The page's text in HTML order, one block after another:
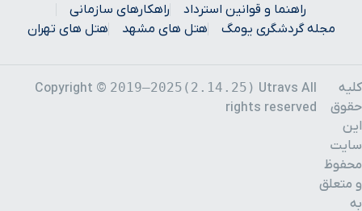
راهنما و قوانین استرداد
راهکارهای سازمانی
مجله گردشگری یومگ
هتل های مشهد هتل های تهران
کلیه
حقوق
این
سایت
محفوظ
و متعلق
به
Copyright © 2019–2025(2.14.25) Utravs All
rights reserved